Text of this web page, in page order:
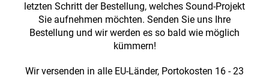
letzten Schritt der Bestellung, welches Sound-Projekt
Sie aufnehmen möchten. Senden Sie uns Ihre
Bestellung und wir werden es so bald wie möglich
kümmern!
Wir versenden in alle EU-Länder, Portokosten 16 - 23